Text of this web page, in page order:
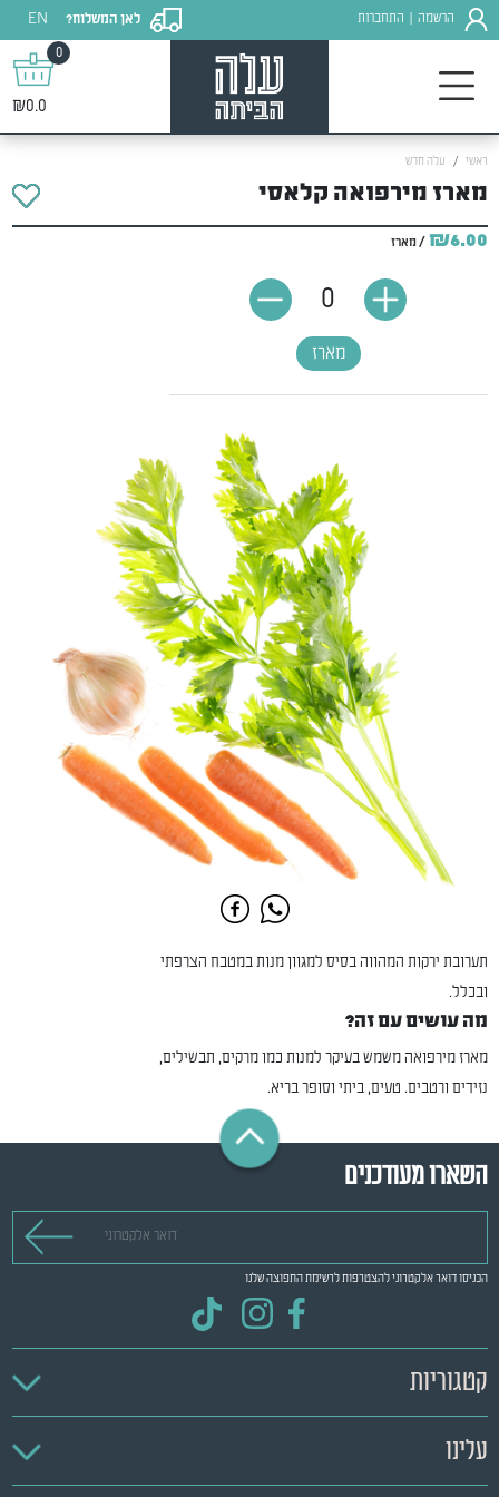
הרשמה התחברות לאן המשלוח?
EN
0
₪0.0
ראשי עלה חדש
מארז מירפואה קלאסי
₪6.00 / מארז
מארז
0
תערובת ירקות המהווה בסיס למגוון מנות במטבח הצרפתי
ובכלל.
מה עושים עם זה?
מארז מירפואה משמש בעיקר למנות כמו מרקים, תבשילים,
נזידים ורטבים. טעים, ביתי וסופר בריא.
השארו מעודכנים
הכניסו דואר אלקטרוני להצטרפות לרשימת התפוצה שלנו
קטגוריות
עלינו